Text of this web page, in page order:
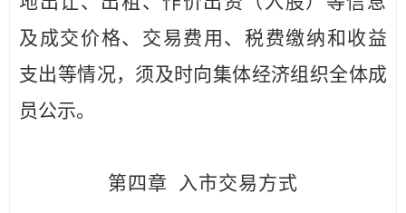
及成交价格、交易费用、税费缴纳和收益
支出等情况，须及时向集体经济组织全体成
员公示。
第四章 入市交易方式